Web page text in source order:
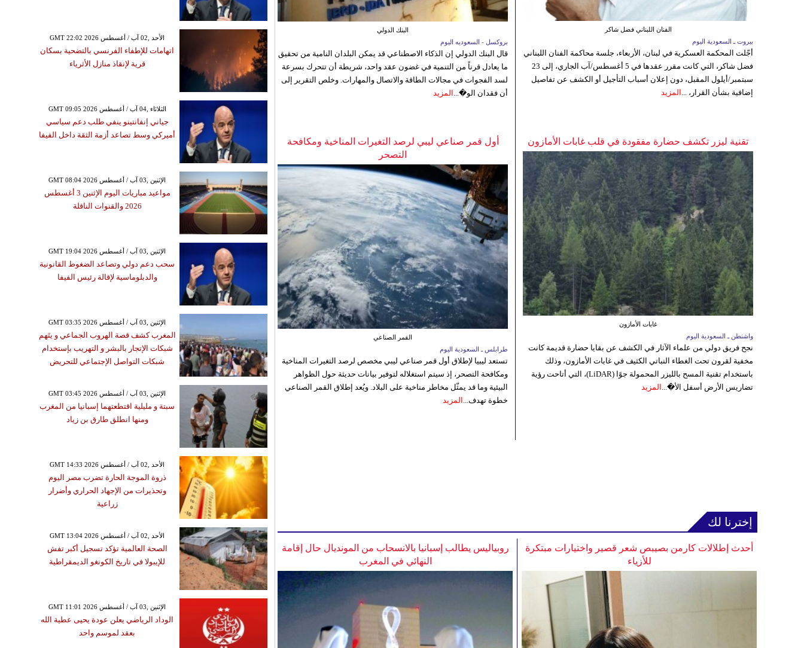
البنك الدولي
بروكسل - السعوديه اليوم
قال البنك الدولي إن الذكاء الاصطناعي قد يمكن البلدان النامية من تحقيق
ما يعادل قرناً من التنمية في غضون عقد واحد، شريطة أن تتحرك بسرعة
لسد الفجوات في مجالات الطاقة والاتصال والمهارات. وخلص التقرير إلى
أن فقدان الو�... المزيد
الفنان اللبناني فضل شاكر
بيروت ـ السعودية اليوم
أجّلت المحكمة العسكرية في لبنان، الأربعاء، جلسة محاكمة الفنان اللبناني
فضل شاكر، التي كانت مقرر عقدها في 5 أغسطس/آب الجاري، إلى 23
سبتمبر/أيلول المقبل، دون إعلان أسباب التأجيل أو الكشف عن تفاصيل
إضافية بشأن القرار، ... المزيد
أول قمر صناعي ليبي لرصد التغيرات المناخية ومكافحة
التصحر
القمر الصناعي
طرابلس ـ السعودية اليوم
تستعد ليبيا لإطلاق أول قمر صناعي ليبي مخصص لرصد التغيرات المناخية
ومكافحة التصحر، إذ سيتم استغلاله لتوفير بيانات حديثة حول الظواهر
البيئية وما قد يمثّل مخاطر مناخية على البلاد. ويُعد إطلاق القمر الصناعي
خطوة تهدف... المزيد
تقنية ليزر تكشف حضارة مفقودة في قلب غابات الأمازون
غابات الأمازون
واشنطن ـ السعودية اليوم
نجح فريق دولي من علماء الآثار في الكشف عن بقايا حضارة قديمة كانت
مخفية لقرون تحت الغطاء النباتي الكثيف في غابات الأمازون، وذلك
باستخدام تقنية المسح بالليزر المحمولة جوًا (LiDAR)، التي أتاحت رؤية
تضاريس الأرض أسفل الأ�... المزيد
إخترنا لك
روبياليس يطالب إسبانيا بالانسحاب من المونديال حال إقامة
النهائي في المغرب
أحدث إطلالات كارمن بصيبص شعر قصير واختيارات مبتكرة
للأزياء
GMT 22:02 2026 الأحد ,02 آب / أغسطس
اتهامات للإطفاء الفرنسي بالتضحية بسكان
قرية لإنقاذ منازل الأثرياء
GMT 09:05 2026 الثلاثاء ,04 آب / أغسطس
جياني إنفانتينو ينفي طلب دعم سياسي
أميركي وسط تصاعد أزمة الثقة داخل الفيفا
GMT 08:04 2026 الإثنين ,03 آب / أغسطس
مواعيد مباريات اليوم الإثنين 3 أغسطس
2026 والقنوات الناقلة
GMT 19:04 2026 الإثنين ,03 آب / أغسطس
سحب دعم دولي وتصاعد الضغوط القانونية
والدبلوماسية لإقالة رئيس الفيفا
GMT 03:35 2026 الإثنين ,03 آب / أغسطس
المغرب كشف قصة الهروب الجماعي و يتَهم
شبكات الإتجار بالبشر و التهريب بإستخدام
شبكات التواصل الإجتماعي للتحريض
GMT 03:45 2026 الإثنين ,03 آب / أغسطس
سبتة و مليلية اقتطعتهما إسبانيا من المغرب
ومنها انطلق طارق بن زياد
GMT 14:33 2026 الأحد ,02 آب / أغسطس
ذروة الموجة الحارة تضرب مصر اليوم
وتحذيرات من الإجهاد الحراري وأضرار
زراعية
GMT 13:04 2026 الأحد ,02 آب / أغسطس
الصحة العالمية تؤكد تسجيل أكبر تفش
للإيبولا في تاريخ الكونغو الديمقراطية
GMT 11:01 2026 الإثنين ,03 آب / أغسطس
الوداد الرياضي يعلن عودة يحيى عطية الله
بعقد لموسم واحد